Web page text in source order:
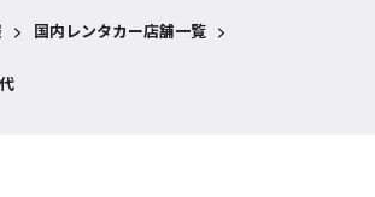
> 国内レンタカー店舗一覧 >